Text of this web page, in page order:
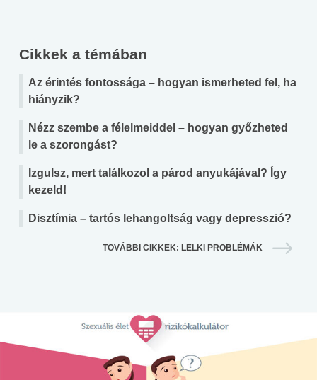
Cikkek a témában
Az érintés fontossága – hogyan ismerheted fel, ha
hiányzik?
Nézz szembe a félelmeiddel – hogyan győzheted
le a szorongást?
Izgulsz, mert találkozol a párod anyukájával? Így
kezeld!
Disztímia – tartós lehangoltság vagy depresszió?
TOVÁBBI CIKKEK: LELKI PROBLÉMÁK